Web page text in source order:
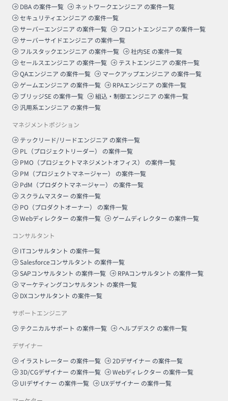
DBA の案件一覧 ネットワークエンジニア の案件一覧
セキュリティエンジニア の案件一覧
サーバーエンジニア の案件一覧 フロントエンジニア の案件一覧
サーバーサイドエンジニア の案件一覧
フルスタックエンジニア の案件一覧 社内SE の案件一覧
セールスエンジニア の案件一覧 テストエンジニア の案件一覧
QAエンジニア の案件一覧 マークアップエンジニア の案件一覧
ゲームエンジニア の案件一覧 RPAエンジニア の案件一覧
ブリッジSE の案件一覧 組込・制御エンジニア の案件一覧
汎用系エンジニア の案件一覧
マネジメントポジション
テックリード/リードエンジニア の案件一覧
PL（プロジェクトリーダー）
の案件一覧
PMO（プロジェクトマネジメントオフィス）
の案件一覧
PM（プロジェクトマネージャー）
の案件一覧
PdM（プロダクトマネージャー）
の案件一覧
スクラムマスター の案件一覧
PO（プロダクトオーナー）
の案件一覧
Webディレクター の案件一覧 ゲームディレクター の案件一覧
コンサルタント
ITコンサルタント の案件一覧
Salesforceコンサルタント の案件一覧
SAPコンサルタント の案件一覧 RPAコンサルタント の案件一覧
マーケティングコンサルタント の案件一覧
DXコンサルタント の案件一覧
サポートエンジニア
テクニカルサポート の案件一覧 ヘルプデスク の案件一覧
デザイナー
イラストレーター の案件一覧 2Dデザイナー の案件一覧
3D/CGデザイナー の案件一覧 Webディレクター の案件一覧
UIデザイナー の案件一覧 UXデザイナー の案件一覧